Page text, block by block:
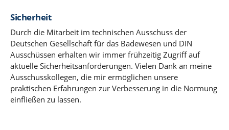
Sicherheit
Durch die Mitarbeit im technischen Ausschuss der
Deutschen Gesellschaft für das Badewesen und DIN
Ausschüssen erhalten wir immer frühzeitig Zugriff auf
aktuelle Sicherheitsanforderungen. Vielen Dank an meine
Ausschusskollegen, die mir ermöglichen unsere
praktischen Erfahrungen zur Verbesserung in die Normung
einfließen zu lassen.